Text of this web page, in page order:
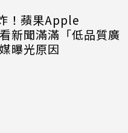
！蘋果Apple
新聞滿滿「低品質廣
曝光原因